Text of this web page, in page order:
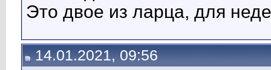
Это двое из ларца, для
14.01.2021, 09:56